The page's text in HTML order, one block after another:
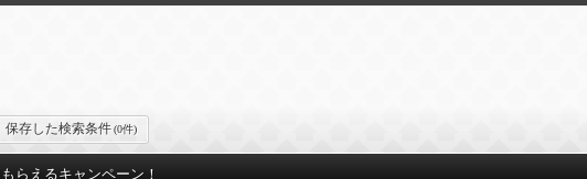
保存した検索条件(0件)
もらえるキャンペーン！